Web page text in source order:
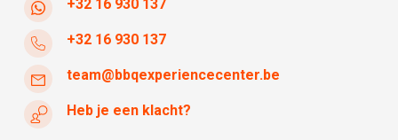
+32 16 930 137
+32 16 930 137
team@bbqexperiencecenter.be
Heb je een klacht?